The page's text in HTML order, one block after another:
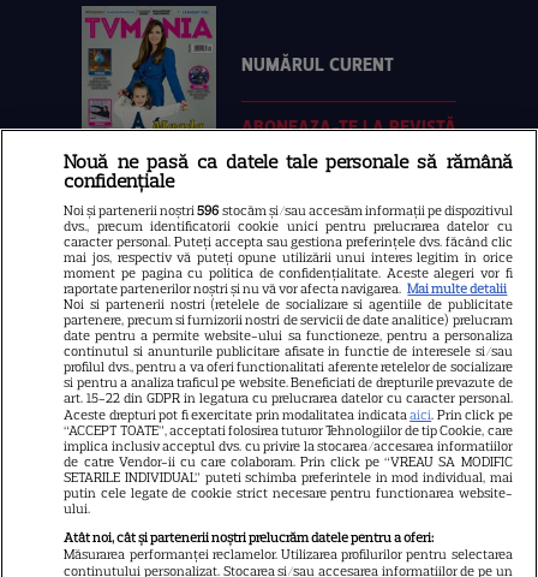
NUMĂRUL CURENT
ABONEAZA-TE LA REVISTĂ
Libertatea
Libertatea pentru femei
GSP
Știri mondene
Avantaje
Elle
Unica
Retete practice
URMĂREȘTE-NE PE
Nouă ne pasă ca datele tale personale să rămână
confidențiale
Noi și partenerii noștri596 stocăm și/sau accesăm informații pe dispozitivul
dvs., precum identificatorii cookie unici pentru prelucrarea datelor cu
caracter personal. Puteți accepta sau gestiona preferințele dvs. făcând clic
mai jos, respectiv vă puteți opune utilizării unui interes legitim în orice
moment pe pagina cu politica de confidențialitate. Aceste alegeri vor fi
raportate partenerilor noștri și nu vă vor afecta navigarea. Mai multe detalii
Noi si partenerii nostri (retelele de socializare si agentiile de publicitate
partenere, precum si furnizorii nostri de servicii de date analitice) prelucram
date pentru a permite website-ului sa functioneze, pentru a personaliza
continutul si anunturile publicitare afisate in functie de interesele si/sau
profilul dvs., pentru a va oferi functionalitati aferente retelelor de socializare
si pentru a analiza traficul pe website. Beneficiati de drepturile prevazute de
art. 15-22 din GDPR in legatura cu prelucrarea datelor cu caracter personal.
Aceste drepturi pot fi exercitate prin modalitatea indicataaici. Prin click pe
“ACCEPT TOATE”, acceptati folosirea tuturor Tehnologiilor de tip Cookie, care
implica inclusiv acceptul dvs. cu privire la stocarea/accesarea informatiilor
de catre Vendor-ii cu care colaboram. Prin click pe “VREAU SA MODIFIC
SETARILE INDIVIDUAL” puteti schimba preferintele in mod individual, mai
putin cele legate de cookie strict necesare pentru functionarea website-
ului.
Atât noi, cât și partenerii noștri prelucrăm datele pentru a oferi:
Măsurarea performanței reclamelor. Utilizarea profilurilor pentru selectarea
conținutului personalizat. Stocarea și/sau accesarea informațiilor de pe un